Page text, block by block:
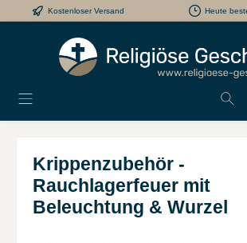
Zum Hauptinhalt springen
Kostenloser Versand Heute
Krippenzubehör -
Rauchlagerfeuer mit
Beleuchtung & Wurzel